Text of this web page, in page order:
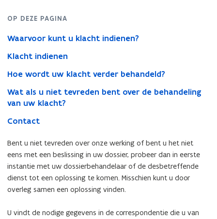
OP DEZE PAGINA
Waarvoor kunt u klacht indienen?
Klacht indienen
Hoe wordt uw klacht verder behandeld?
Wat als u niet tevreden bent over de behandeling
van uw klacht?
Contact
Bent u niet tevreden over onze werking of bent u het niet
eens met een beslissing in uw dossier, probeer dan in eerste
instantie met uw dossierbehandelaar of de desbetreffende
dienst tot een oplossing te komen. Misschien kunt u door
overleg samen een oplossing vinden.
U vindt de nodige gegevens in de correspondentie die u van